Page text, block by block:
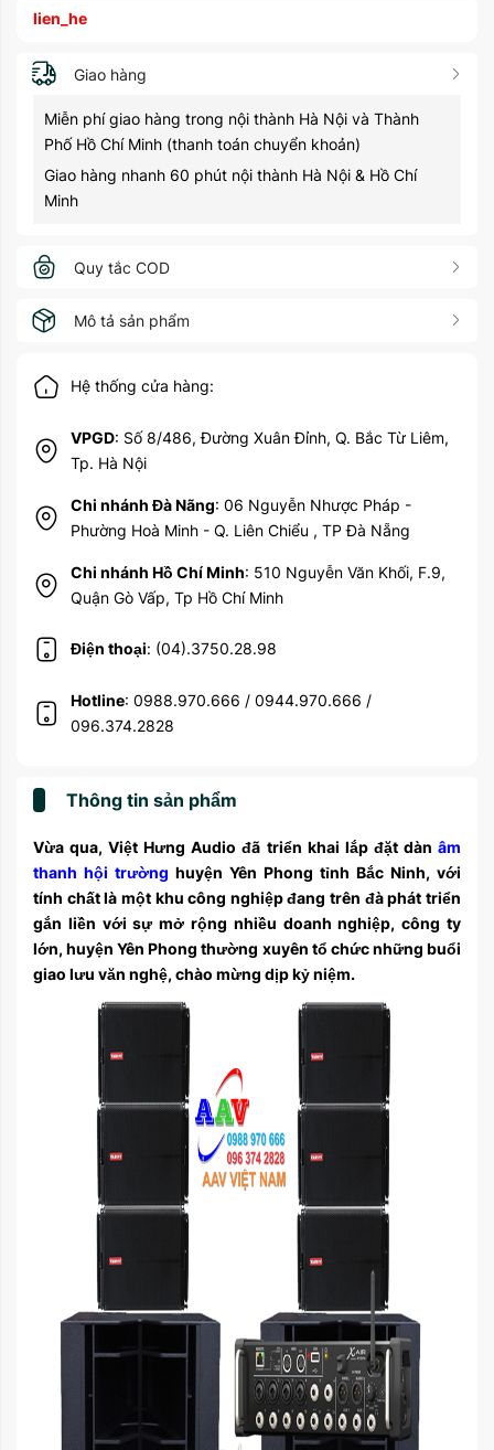
lien_he
Giao hàng
Miễn phí giao hàng trong nội thành Hà Nội và Thành
Phố Hồ Chí Minh (thanh toán chuyển khoản)
Giao hàng nhanh 60 phút nội thành Hà Nội & Hồ Chí
Minh
Quy tắc COD
Mô tả sản phẩm
Hệ thống cửa hàng:
VPGD: Số 8/486, Đường Xuân Đỉnh, Q. Bắc Từ Liêm,
Tp. Hà Nội
Chi nhánh Đà Nãng: 06 Nguyễn Nhược Pháp -
Phường Hoà Minh - Q. Liên Chiểu , TP Đà Nẵng
Chi nhánh Hồ Chí Minh: 510 Nguyễn Văn Khối, F.9,
Quận Gò Vấp, Tp Hồ Chí Minh
Điện thoại: (04).3750.28.98
Hotline: 0988.970.666 / 0944.970.666 /
096.374.2828
Thông tin sản phẩm
Vừa qua, Việt Hưng Audio đã triển khai lắp đặt dàn âm
thanh hội trường huyện Yên Phong tỉnh Bắc Ninh, với
tính chất là một khu công nghiệp đang trên đà phát triển
gắn liền với sự mở rộng nhiều doanh nghiệp, công ty
lớn, huyện Yên Phong thường xuyên tổ chức những buổi
giao lưu văn nghệ, chào mừng dịp kỷ niệm.